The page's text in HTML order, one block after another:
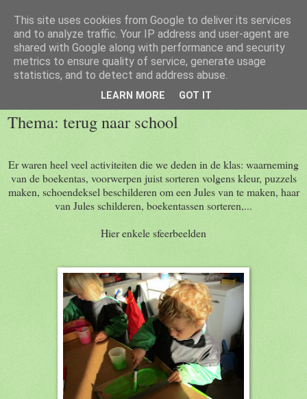
Welkom op de blog van 1kc
zondag 13 september 2015
Thema: terug naar school
Er waren heel veel activiteiten die we deden in de klas: waarneming
van de boekentas, voorwerpen juist sorteren volgens kleur, puzzels
maken, schoendeksel beschilderen om een Jules van te maken, haar
van Jules schilderen, boekentassen sorteren,...
Hier enkele sfeerbeelden
This site uses cookies from Google to deliver its services
and to analyze traffic. Your IP address and user-agent are
shared with Google along with performance and security
metrics to ensure quality of service, generate usage
statistics, and to detect and address abuse.
LEARN MORE GOT IT